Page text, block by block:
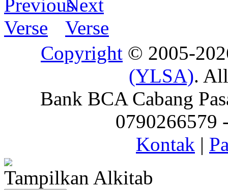
Copyright © 2005-
(YLSA).
Bank BCA Cabang
0790266579
Kontak |
Tampilkan Alkitab